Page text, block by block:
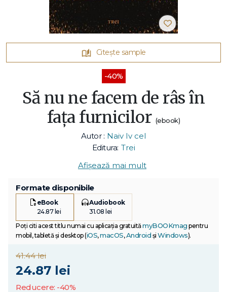
Citește sample
-40%
Să nu ne facem de râs în
fața furnicilor (ebook)
Autor : Naiv Iv cel
Editura: Trei
Afișează mai mult
Formate disponibile
eBook
24.87 lei
Audiobook
31.08 lei
Poți citi acest titlu numai cu aplicația gratuitămyBOOKmag pentru
mobil, tabletă și desktop (iOS,macOS,Android și Windows).
41.44 lei
24.87 lei
Reducere: -40%